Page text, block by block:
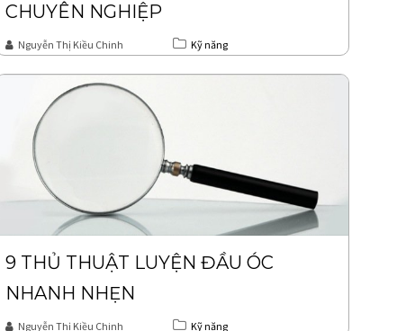
CHUYÊN NGHIỆP
Nguyễn Thị Kiều Chinh Kỹ năng
9 THỦ THUẬT LUYỆN ĐẦU ÓC
NHANH NHẸN
Nguyễn Thị Kiều Chinh Kỹ năng